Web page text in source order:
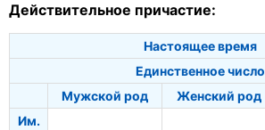
Действительное причастие:
Настоящее время
Единственное число
Мужской род
Женский род
Им.